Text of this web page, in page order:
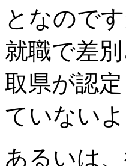
となのです
就職で差
取県が認
ていない
あるいは